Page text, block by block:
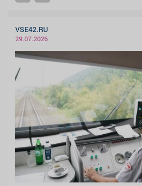
VSE42.RU
29.07.2026